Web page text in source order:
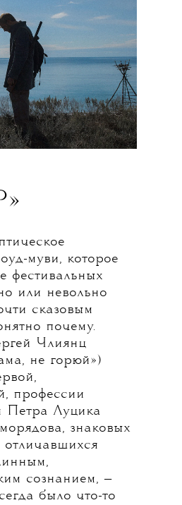
муви, которое
фестивальных
или невольно
сказовым
почему.
Члиянц
не горюй»)
профессии
Петра Луцика
знаковых
отличавшихся
сознанием, —
было что-то